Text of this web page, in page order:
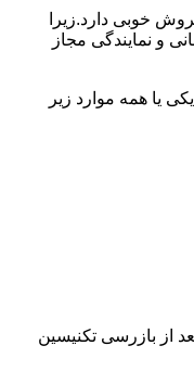
خوبی دارد.زیرا
و نمایندگی مجاز
یا همه موارد زیر
از بازرسی تکنیسین